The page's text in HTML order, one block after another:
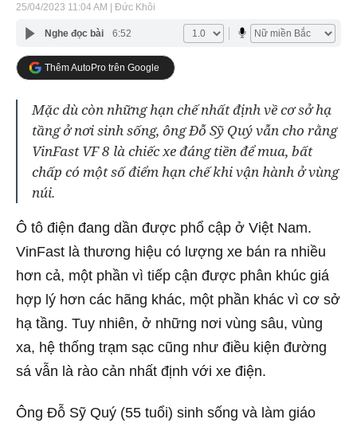
25/04/2023 11:04 AM | Đức Khôi
Nghe đọc bài 6:52
Thêm AutoPro trên Google
Mặc dù còn những hạn chế nhất định về cơ sở hạ
tầng ở nơi sinh sống, ông Đỗ Sỹ Quý vẫn cho rằng
VinFast VF 8 là chiếc xe đáng tiền để mua, bất
chấp có một số điểm hạn chế khi vận hành ở vùng
núi.
Ô tô điện đang dần được phổ cập ở Việt Nam.
VinFast là thương hiệu có lượng xe bán ra nhiều
hơn cả, một phần vì tiếp cận được phân khúc giá
hợp lý hơn các hãng khác, một phần khác vì cơ sở
hạ tầng. Tuy nhiên, ở những nơi vùng sâu, vùng
xa, hệ thống trạm sạc cũng như điều kiện đường
sá vẫn là rào cản nhất định với xe điện.
Ông Đỗ Sỹ Quý (55 tuổi) sinh sống và làm giáo